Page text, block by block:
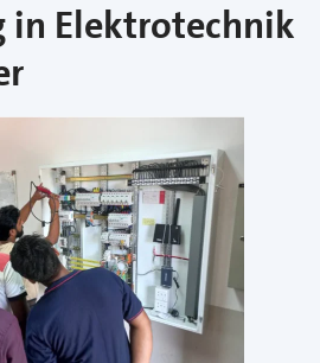
in Elektrotechnik